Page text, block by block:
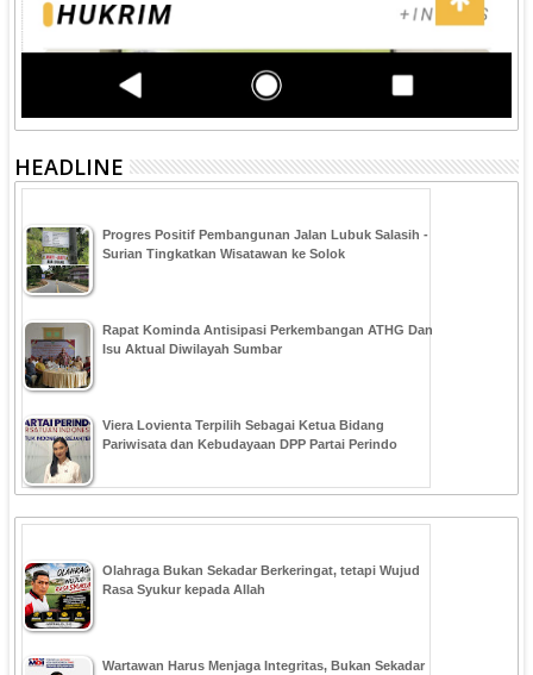
HEADLINE
Progres Positif Pembangunan Jalan Lubuk Salasih -
Surian Tingkatkan Wisatawan ke Solok
Rapat Kominda Antisipasi Perkembangan ATHG Dan
Isu Aktual Diwilayah Sumbar
Viera Lovienta Terpilih Sebagai Ketua Bidang
Pariwisata dan Kebudayaan DPP Partai Perindo
Olahraga Bukan Sekadar Berkeringat, tetapi Wujud
Rasa Syukur kepada Allah
Wartawan Harus Menjaga Integritas, Bukan Sekadar